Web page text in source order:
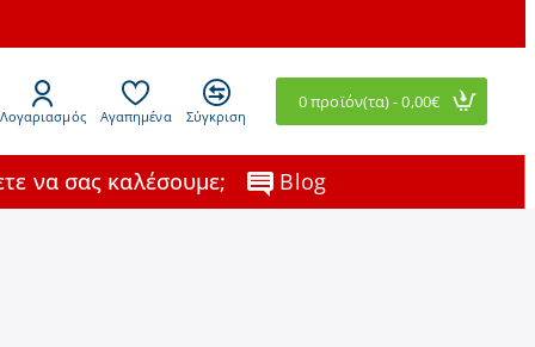
Λογαριασμός Αγαπημένα Σύγκριση
0 προϊόν(τα) - 0,00€
να σας καλέσουμε; Blog